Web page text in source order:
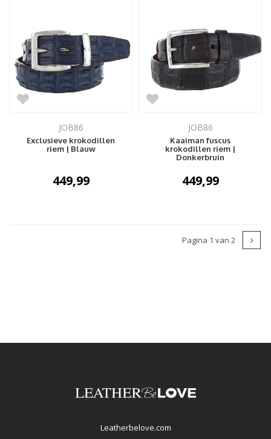
JOB86
Exclusieve krokodillen
riem | Blauw
449,99
JOB86
Kaaiman fuscus
krokodillen riem |
Donkerbruin
449,99
Pagina 1 van 2
Leatherbelove.com